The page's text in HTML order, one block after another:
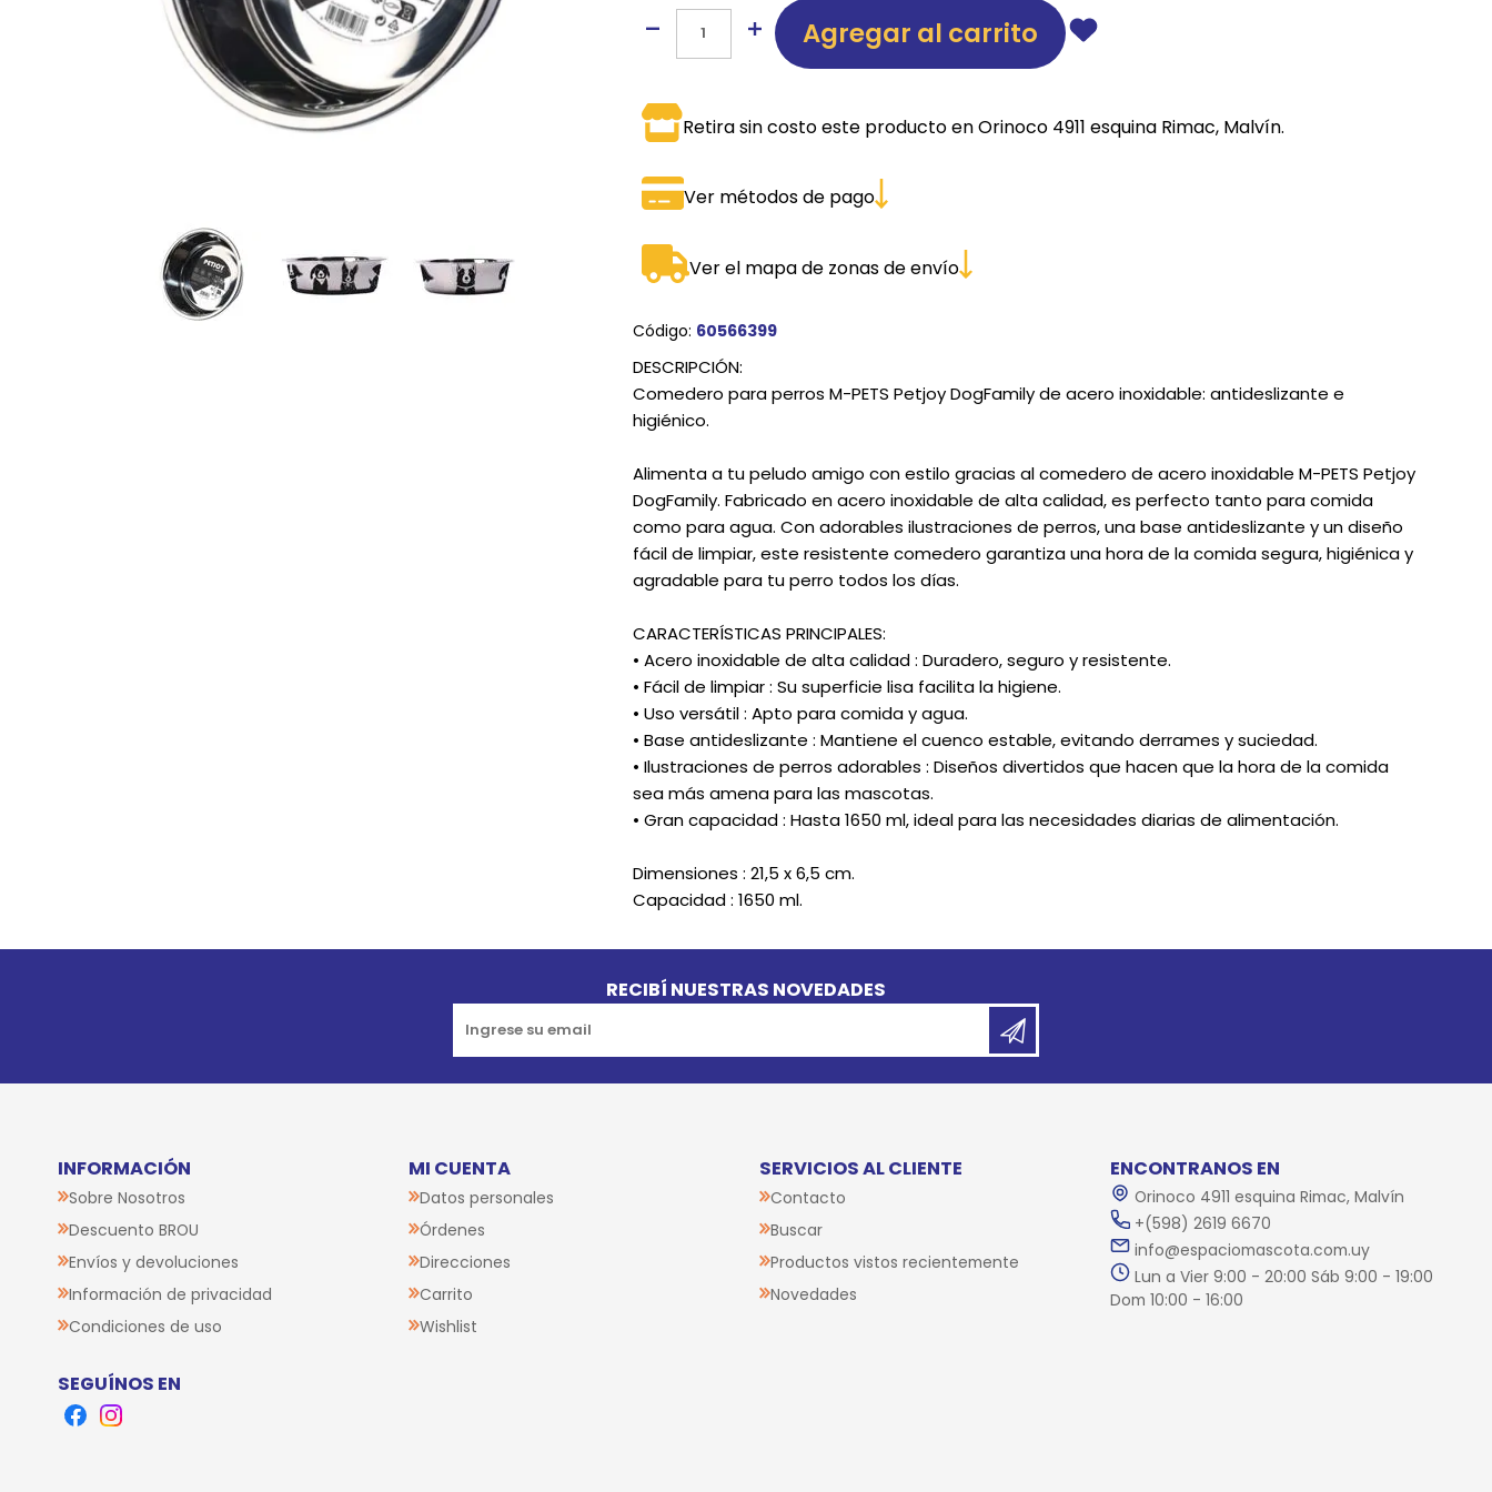
JUGUETES
COMEDEROS Y BEBEDEROS
ROPA
TRANSPORTADORAS THREE CATS
PEDIGREE
Agregar al carrito
Retira sin costo este producto en Orinoco 4911 esquina Rimac, Malvín.
Ver métodos de pago
Ver el mapa de zonas de envío
Código: 60566399
DESCRIPCIÓN:
Comedero para perros M-PETS Petjoy DogFamily de acero inoxidable: antideslizante e
higiénico.
Alimenta a tu peludo amigo con estilo gracias al comedero de acero inoxidable M-PETS Petjoy
DogFamily. Fabricado en acero inoxidable de alta calidad, es perfecto tanto para comida
como para agua. Con adorables ilustraciones de perros, una base antideslizante y un diseño
fácil de limpiar, este resistente comedero garantiza una hora de la comida segura, higiénica y
agradable para tu perro todos los días.
CARACTERÍSTICAS PRINCIPALES:
• Acero inoxidable de alta calidad : Duradero, seguro y resistente.
• Fácil de limpiar : Su superficie lisa facilita la higiene.
• Uso versátil : Apto para comida y agua.
• Base antideslizante : Mantiene el cuenco estable, evitando derrames y suciedad.
• Ilustraciones de perros adorables : Diseños divertidos que hacen que la hora de la comida
sea más amena para las mascotas.
• Gran capacidad : Hasta 1650 ml, ideal para las necesidades diarias de alimentación.
Dimensiones : 21,5 x 6,5 cm.
Capacidad : 1650 ml.
RECIBÍ NUESTRAS NOVEDADES
INFORMACIÓN
Sobre Nosotros
Descuento BROU
Envíos y devoluciones
Información de privacidad
Condiciones de uso
MI CUENTA
Datos personales
Órdenes
Direcciones
Carrito
Wishlist
SERVICIOS AL CLIENTE
Contacto
Buscar
Productos vistos recientemente
Novedades
ENCONTRANOS EN
Orinoco 4911 esquina Rimac, Malvín
+(598) 2619 6670
info@espaciomascota.com.uy
Lun a Vier 9:00 - 20:00 Sáb 9:00 - 19:00
Dom 10:00 - 16:00
SEGUÍNOS EN
FacebookInstagram